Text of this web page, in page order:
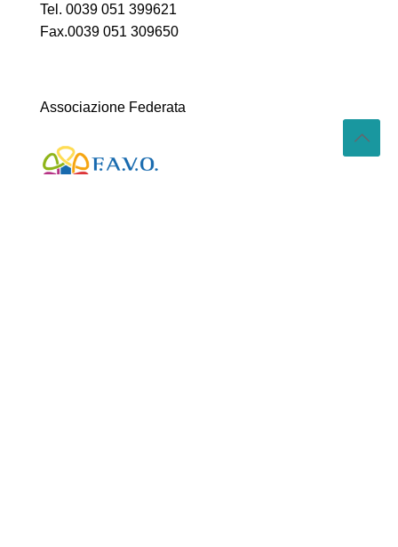
Tel. 0039 051 399621
Fax.0039 051 309650
Associazione Federata